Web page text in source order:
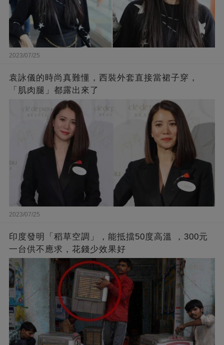
2023/07/25
袁詠儀的時尚真難懂，西裝外套直接當裙子穿，
「肌肉腿」都露出來了
2023/07/25
印度發明「稻草空調」，能抵擋50度高溫 ，300元
一台供不應求，花錢少效果好